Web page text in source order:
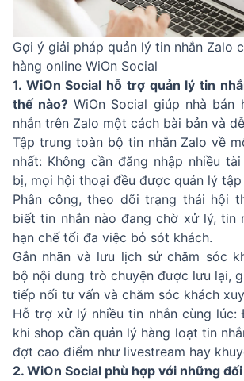
Gợi ý giải pháp quản lý tin nhắn Zalo
hàng online WiOn Social
1. WiOn Social hỗ trợ quản lý tin
thế nào? WiOn Social giúp nhà bán
nhắn trên Zalo một cách bài bản và
Tập trung toàn bộ tin nhắn Zalo về
nhất: Không cần đăng nhập nhiều
bị, mọi hội thoại đều được quản lý
Phân công, theo dõi trạng thái hội
biết tin nhắn nào đang chờ xử lý, tin
hạn chế tối đa việc bỏ sót khách.
Gắn nhãn và lưu lịch sử chăm sóc
bộ nội dung trò chuyện được lưu lại,
tiếp nối tư vấn và chăm sóc khách
Hỗ trợ xử lý nhiều tin nhắn cùng lúc:
khi shop cần quản lý hàng loạt tin
đợt cao điểm như livestream hay
2. WiOn Social phù hợp với những